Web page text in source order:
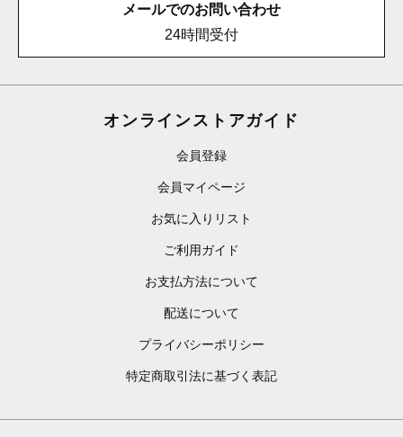
メールでのお問い合わせ
24時間受付
オンラインストアガイド
会員登録
会員マイページ
お気に入りリスト
ご利用ガイド
お支払方法について
配送について
プライバシーポリシー
特定商取引法に基づく表記